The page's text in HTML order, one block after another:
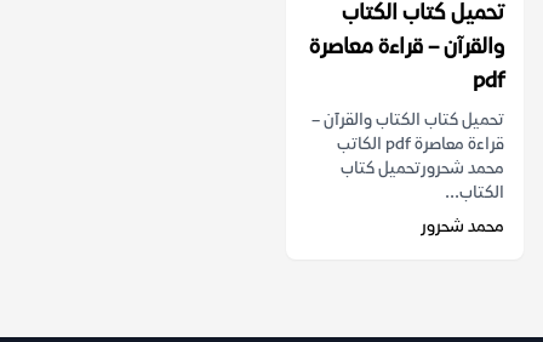
تحميل كتاب الكتاب
والقرآن – قراءة معاصرة
pdf
تحميل كتاب الكتاب والقرآن –
قراءة معاصرة pdf الكاتب
محمد شحرورتحميل كتاب
الكتاب...
محمد شحرور